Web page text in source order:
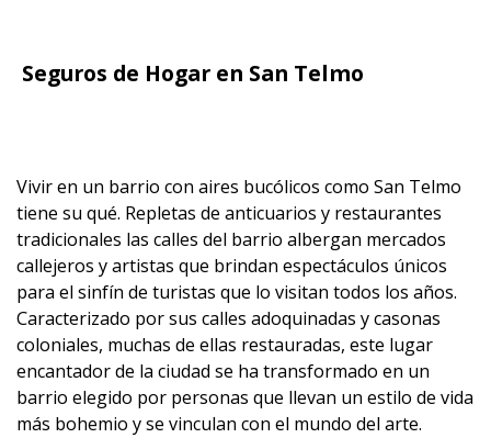
Seguros de Hogar en San Telmo
Vivir en un barrio con aires bucólicos como San Telmo
tiene su qué. Repletas de anticuarios y restaurantes
tradicionales las calles del barrio albergan mercados
callejeros y artistas que brindan espectáculos únicos
para el sinfín de turistas que lo visitan todos los años.
Caracterizado por sus calles adoquinadas y casonas
coloniales, muchas de ellas restauradas, este lugar
encantador de la ciudad se ha transformado en un
barrio elegido por personas que llevan un estilo de vida
más bohemio y se vinculan con el mundo del arte.